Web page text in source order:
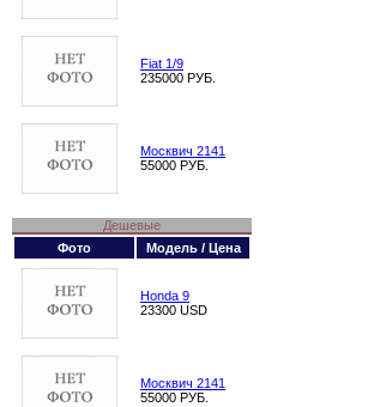
Fiat 1/9
235000 РУБ.
Москвич 2141
55000 РУБ.
Дешевые
Фото
Модель / Цена
Honda 9
23300 USD
Москвич 2141
55000 РУБ.